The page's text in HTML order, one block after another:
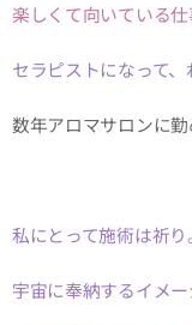
楽しくて向いている
セラピストになって、
数年アロマサロンに
私にとって施術は祈り。
宇宙に奉納するイメー